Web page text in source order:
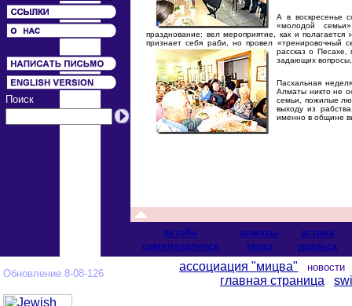
Поиск
А в воскресенье
«молодой
празднование: вел мероприятие, как и
признает себя раби, но провел «тренировочный
рассказ о Песахе,
задающих вопросы,
Пасхальная
Алматы никто не
семьи, пожилые
выходу из
именно в общине
актобе алматы
астана
cемипалатинск
тараз уральск
Обновление 8-08-126
ассоциация "мицва"
главная страница